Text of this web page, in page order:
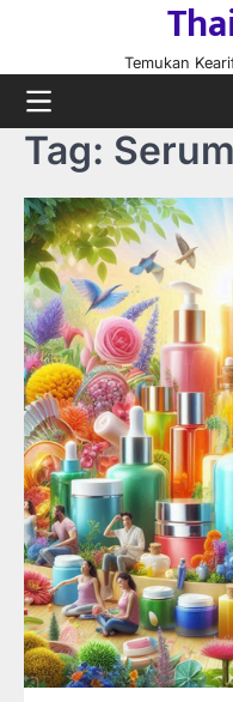
content
Temukan
Tag: